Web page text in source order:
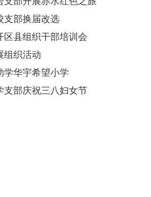
支部换届改选
区县组织干部培训会
组织活动
学华宇希望小学
支部庆祝三八妇女节